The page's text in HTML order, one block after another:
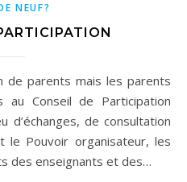
NEUF?
Conseil de Participation
d’échanges, de consultation
le Pouvoir organisateur, les
des enseignants et des…